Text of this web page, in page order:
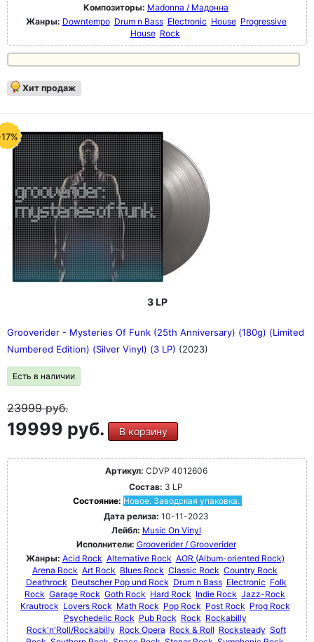
Композиторы: Madonna / Мадонна
Жанры: Downtempo Drum n Bass Electronic House Progressive
House Rock
Хит продаж
3 LP
Grooverider - Mysteries Of Funk (25th Anniversary) (180g) (Limited
Numbered Edition) (Silver Vinyl) (3 LP) (2023)
Есть в наличии
23999руб.
19999 руб. В корзину
Артикул: CDVP 4012606
Состав: 3 LP
Состояние: Новое. Заводская упаковка.
Дата релиза: 10-11-2023
Лейбл: Music On Vinyl
Исполнители: Grooverider / Grooverider
Жанры: Acid Rock Alternative Rock AOR (Album-oriented Rock)
Arena Rock Art Rock Blues Rock Classic Rock Country Rock
Deathrock Deutscher Pop und Rock Drum n Bass Electronic Folk
Rock Garage Rock Goth Rock Hard Rock Indie Rock Jazz-Rock
Krautrock Lovers Rock Math Rock Pop Rock Post Rock Prog Rock
Psychedelic Rock Pub Rock Rock Rockabilly
Rock'n'Roll/Rockabilly Rock Opera Rock & Roll Rocksteady Soft